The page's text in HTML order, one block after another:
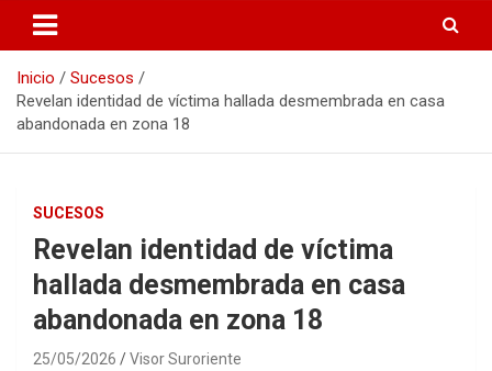
Inicio
Sucesos
Revelan identidad de víctima hallada desmembrada en casa
abandonada en zona 18
SUCESOS
Revelan identidad de víctima
hallada desmembrada en casa
abandonada en zona 18
25/05/2026 Visor Suroriente